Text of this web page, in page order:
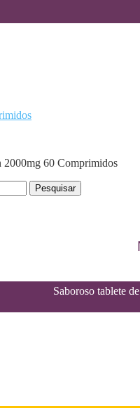
2000mg 60 Comprimidos
Saboroso tablete